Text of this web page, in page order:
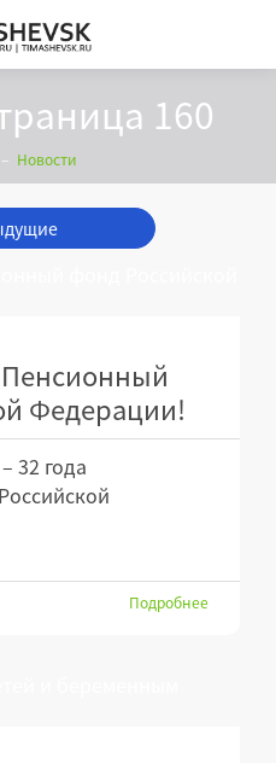
160
Новости
Федерации!
32 года
Подробнее